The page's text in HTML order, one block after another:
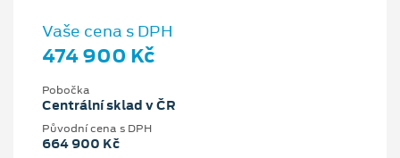
Vaše cena s DPH
474 900 Kč
Pobočka
Centrální sklad v ČR
Původní cena s DPH
664 900 Kč